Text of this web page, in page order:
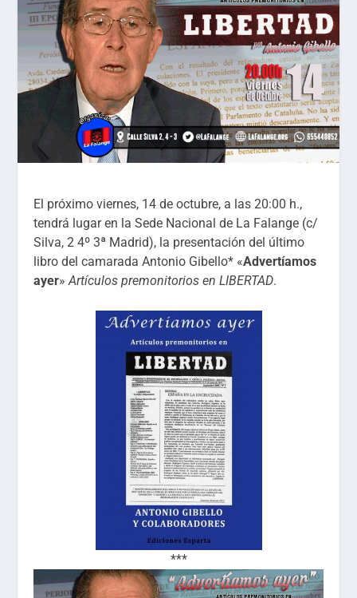
El próximo viernes, 14 de octubre, a las 20:00 h.,
tendrá lugar en la Sede Nacional de La Falange (c/
Silva, 2 4º 3ª Madrid), la presentación del último
libro del camarada Antonio Gibello* «Advertíamos
ayer»Artículos premonitorios en LIBERTAD.
***